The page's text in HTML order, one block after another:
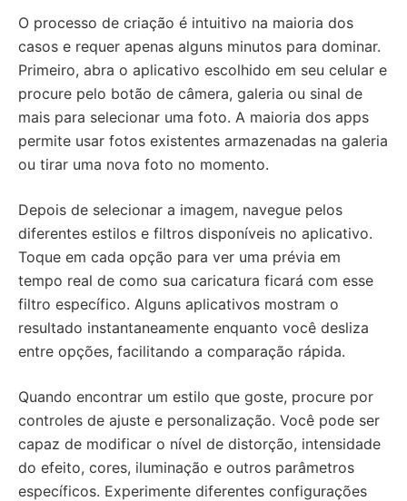
O processo de criação é intuitivo na maioria dos
casos e requer apenas alguns minutos para dominar.
Primeiro, abra o aplicativo escolhido em seu celular e
procure pelo botão de câmera, galeria ou sinal de
mais para selecionar uma foto. A maioria dos apps
permite usar fotos existentes armazenadas na galeria
ou tirar uma nova foto no momento.
Depois de selecionar a imagem, navegue pelos
diferentes estilos e filtros disponíveis no aplicativo.
Toque em cada opção para ver uma prévia em
tempo real de como sua caricatura ficará com esse
filtro específico. Alguns aplicativos mostram o
resultado instantaneamente enquanto você desliza
entre opções, facilitando a comparação rápida.
Quando encontrar um estilo que goste, procure por
controles de ajuste e personalização. Você pode ser
capaz de modificar o nível de distorção, intensidade
do efeito, cores, iluminação e outros parâmetros
específicos. Experimente diferentes configurações